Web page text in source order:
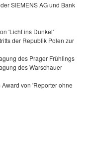
der SIEMENS AG und Bank
'Licht ins Dunkel'
der Republik Polen zur
des Prager Frühlings
des Warschauer
von 'Reporter ohne